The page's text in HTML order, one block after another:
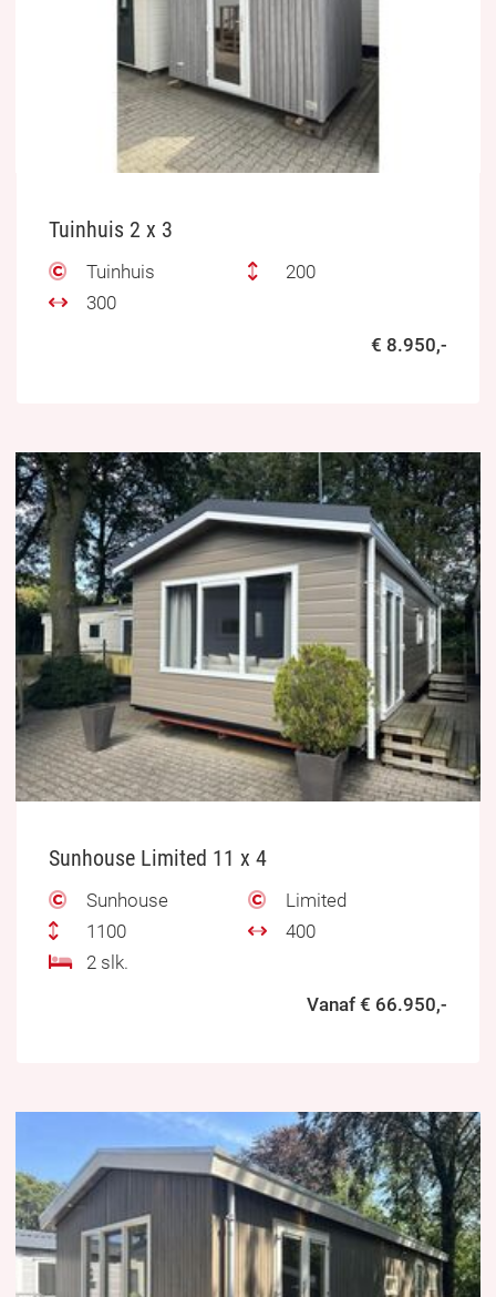
Tuinhuis 2 x 3
Tuinhuis
200
300
€ 8.950,-
Sunhouse Limited 11 x 4
Sunhouse
Limited
1100
400
2 slk.
Vanaf € 66.950,-